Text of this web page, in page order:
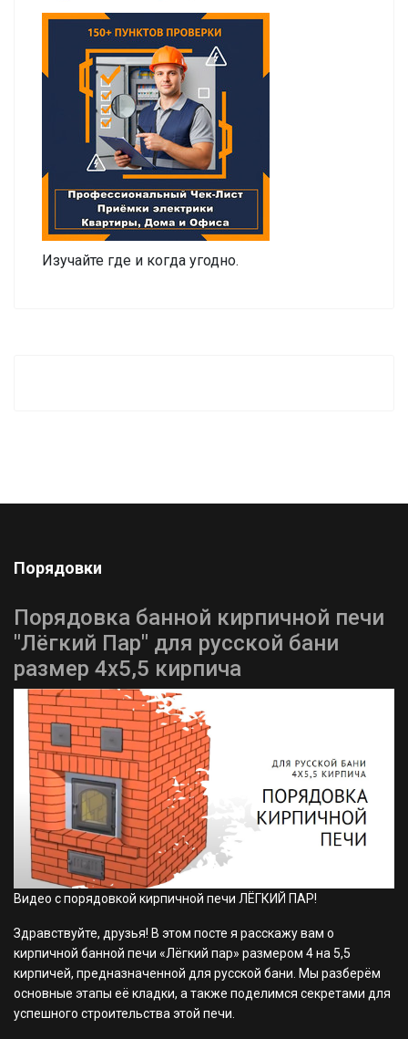
Изучайте где и когда угодно.
Порядовки
Порядовка банной кирпичной печи
"Лёгкий Пар" для русской бани
размер 4х5,5 кирпича
Видео с порядовкой кирпичной печи ЛЁГКИЙ ПАР!
Здравствуйте, друзья! В этом посте я расскажу вам о
кирпичной банной печи «Лёгкий пар» размером 4 на 5,5
кирпичей, предназначенной для русской бани. Мы разберём
основные этапы её кладки, а также поделимся секретами для
успешного строительства этой печи.